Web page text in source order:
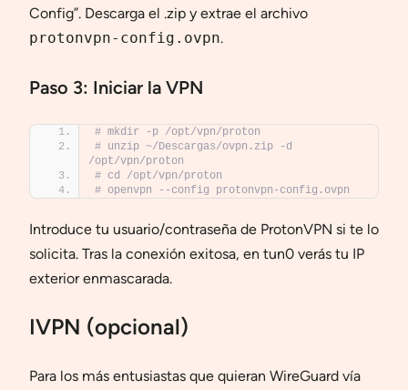
Config”. Descarga el .zip y extrae el archivo
protonvpn-config.ovpn.
Paso 3: Iniciar la VPN
# mkdir -p /opt/vpn/proton
# unzip ~/Descargas/ovpn.zip -d
/opt/vpn/proton
# cd /opt/vpn/proton
# openvpn --config protonvpn-config.ovpn
Introduce tu usuario/contraseña de ProtonVPN si te lo
solicita. Tras la conexión exitosa, en tun0 verás tu IP
exterior enmascarada.
IVPN (opcional)
Para los más entusiastas que quieran WireGuard vía